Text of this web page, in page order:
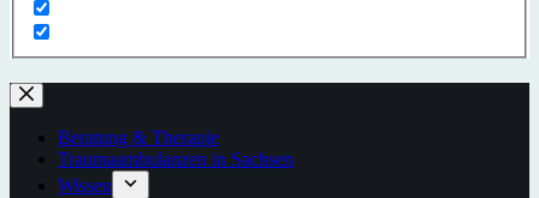
Beratung & Therapie
Traumaambulanzen in Sachsen
Wissen